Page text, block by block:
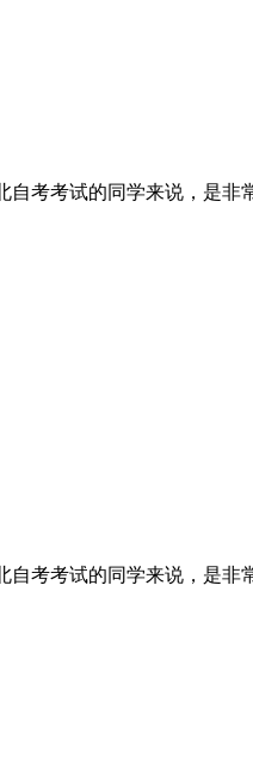
考考试的同学来说，是非
考考试的同学来说，是非